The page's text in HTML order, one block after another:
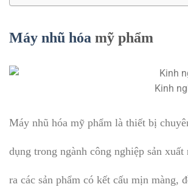
Máy nhũ hóa mỹ phẩm
Kinh
Máy nhũ hóa mỹ phẩm là thiết bị
dụng trong ngành công nghiệp sản xuất
ra các sản phẩm có kết cấu mịn màng,